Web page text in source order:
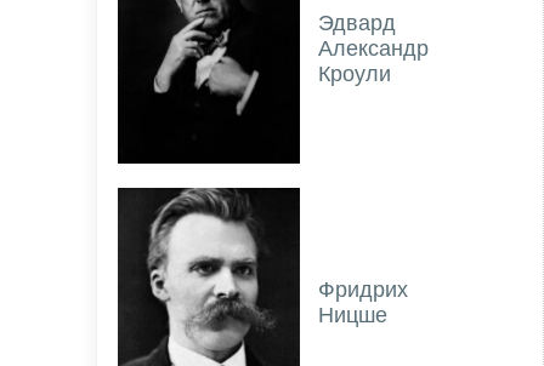
Эдвард
Александр
Кроули
Фридрих
Ницше